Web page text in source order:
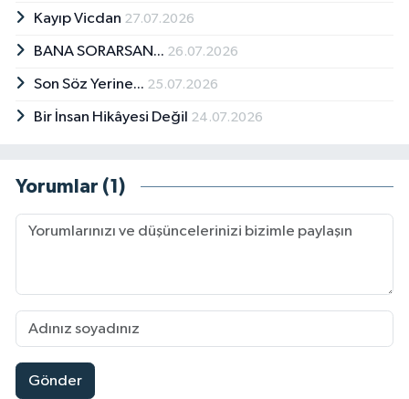
Kayıp Vicdan 27.07.2026
BANA SORARSAN... 26.07.2026
Son Söz Yerine... 25.07.2026
Bir İnsan Hikâyesi Değil 24.07.2026
Yorumlar (1)
Gönder